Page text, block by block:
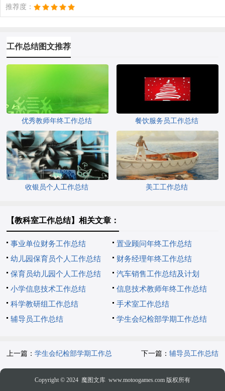
推荐度：
工作总结图文推荐
优秀教师年终工作总结 餐饮服务员工作总结
收银员个人工作总结 美工工作总结
【教科室工作总结】相关文章：
事业单位财务工作总结
置业顾问年终工作总结
幼儿园保育员个人工作总结
财务经理年终工作总结
保育员幼儿园个人工作总结
汽车销售工作总结及计划
小学信息技术工作总结
信息技术教师年终工作总结
科学教研组工作总结
手术室工作总结
辅导员工作总结
学生会纪检部学期工作总结
上一篇：学生会纪检部学期工作总
结
下一篇： 辅导员工作总结
Copyright © 2024 魔图文库 www.motoogames.com 版权所有